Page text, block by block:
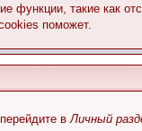
функции, такие как
поможет.
вЛичный